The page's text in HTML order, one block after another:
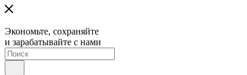
Экономьте, сохраняйте
и зарабатывайте с нами